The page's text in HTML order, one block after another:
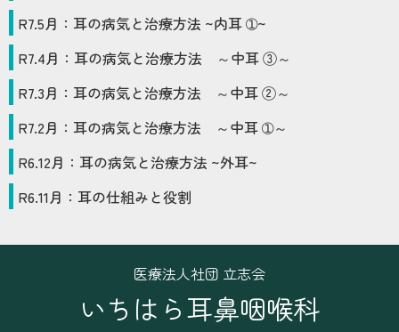
R7.5月： 耳の病気と治療方法 ~内耳 ➀~
R7.4月： 耳の病気と治療方法 ～中耳 ③～
R7.3月： 耳の病気と治療方法 ～中耳 ②～
R7.2月： 耳の病気と治療方法 ～中耳 ➀～
R6.12月： 耳の病気と治療方法 ~外耳~
R6.11月： 耳の仕組みと役割
医療法人社団 立志会
いちはら耳鼻咽喉科